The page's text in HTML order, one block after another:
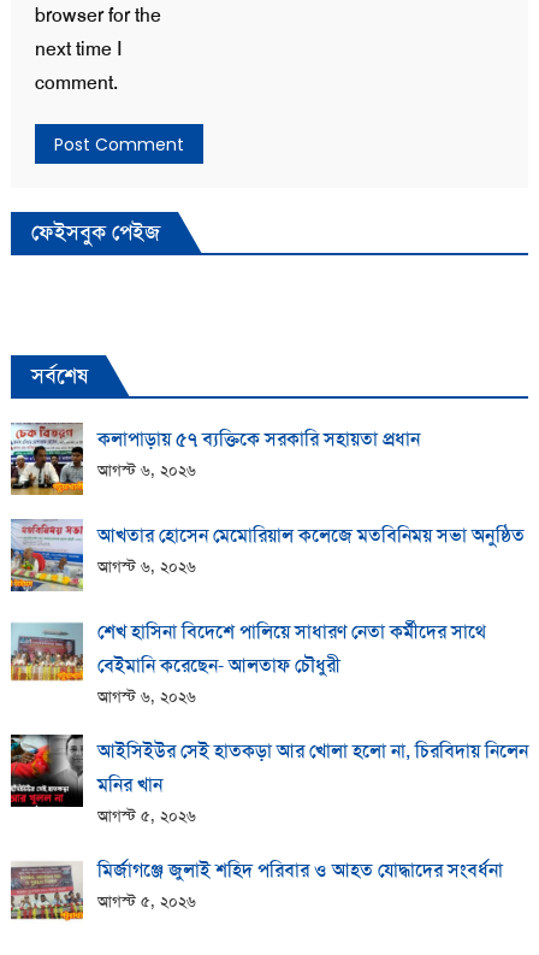
browser for the
next time I
comment.
ফেইসবুক পেইজ
সর্বশেষ
কলাপাড়ায় ​৫৭ ব্যক্তিকে সরকারি সহায়তা প্রধান
আগস্ট ৬, ২০২৬
আখতার হোসেন মেমোরিয়াল কলেজে মতবিনিময় সভা অনুষ্ঠিত
আগস্ট ৬, ২০২৬
শেখ হাসিনা বিদেশে পালিয়ে সাধারণ নেতা কর্মীদের সাথে
বেইমানি করেছেন- আলতাফ চৌধুরী
আগস্ট ৬, ২০২৬
আইসিইউর সেই হাতকড়া আর খোলা হলো না, চিরবিদায় নিলেন
মনির খান
আগস্ট ৫, ২০২৬
মির্জাগঞ্জে জুলাই শহিদ পরিবার ও আহত যোদ্ধাদের সংবর্ধনা
আগস্ট ৫, ২০২৬